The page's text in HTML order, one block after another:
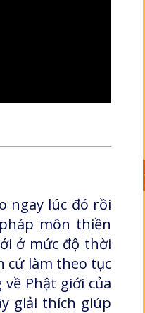
ngay lúc đó rồi
môn thiền
ở mức độ thời
cứ làm theo tục
Phật giới của
giải thích giúp